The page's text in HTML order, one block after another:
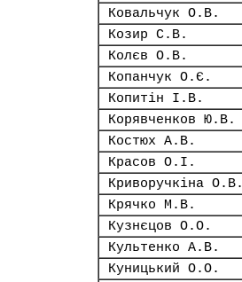
Ковальчук О.В.
Козир С.В.
Колєв О.В.
Копанчук О.Є.
Копитін І.В.
Корявченков Ю.В.
Костюх А.В.
Красов О.І.
Криворучкіна О.В.
Крячко М.В.
Кузнєцов О.О.
Культенко А.В.
Куницький О.О.